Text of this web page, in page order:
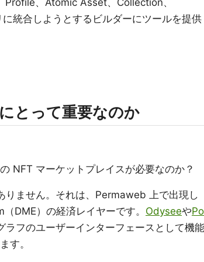
統合しようとするビルダーにツールを提供
とって重要なのか
NFT マーケットプレイスが必要なのか？
ません。それは、Permaweb 上で出現し
DME）の経済レイヤーです。 OdyseeやPo
フのユーザーインターフェースとして機能
す。